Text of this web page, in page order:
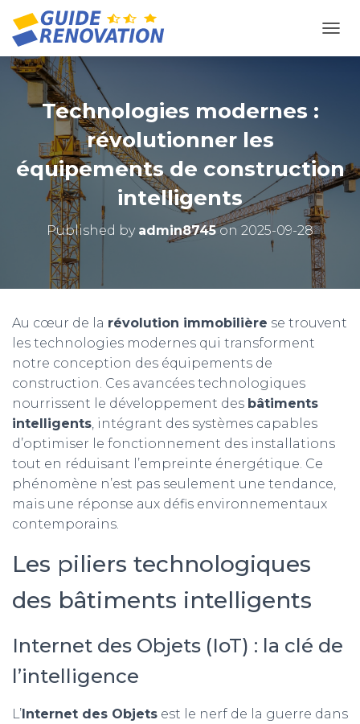
Technologies modernes :
révolutionner les
équipements de construction
intelligents
Published by admin8745on 2025-09-28
Au cœur de la révolution immobilière se trouvent
les technologies modernes qui transforment
notre conception des équipements de
construction. Ces avancées technologiques
nourrissent le développement des bâtiments
intelligents, intégrant des systèmes capables
d’optimiser le fonctionnement des installations
tout en réduisant l’empreinte énergétique. Ce
phénomène n’est pas seulement une tendance,
mais une réponse aux défis environnementaux
contemporains.
Les piliers technologiques
des bâtiments intelligents
Internet des Objets (IoT) : la clé de
l’intelligence
L’Internet des Objets est le nerf de la guerre dans